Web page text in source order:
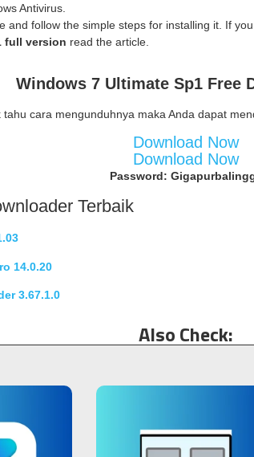
Antivirus.
and follow the simple steps for installing it. If
full version read the article.
Windows 7 Ultimate Sp1 Free
tahu cara mengunduhnya maka Anda dapat
Download Now
Download Now
Password:
Terbaik
14.0.20
3.67.1.0
Also Check: